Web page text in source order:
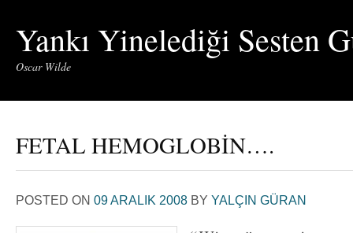
Yankı Yinelediği Sesten
Oscar Wilde
FETAL HEMOGLOBİN….
POSTED ON 09 ARALIK 2008 BY YALÇIN GÜRAN